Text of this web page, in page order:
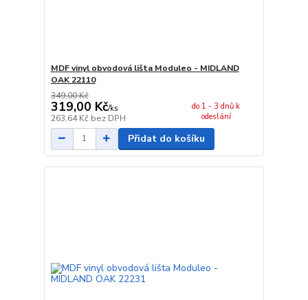
MDF vinyl obvodová lišta Moduleo - MIDLAND
OAK 22110
349,00 Kč
319,00 Kč/ks
263,64 Kč bez DPH
do 1 - 3 dnů k
odeslání
Přidat do košíku